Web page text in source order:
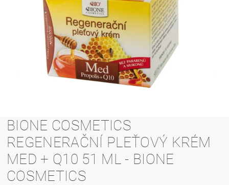
BIONE COSMETICS
REGENERAČNÍ PLEŤOVÝ KRÉM
MED + Q10 51 ML - BIONE
COSMETICS